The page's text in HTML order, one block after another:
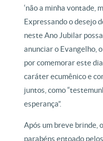
‘não a minha vontade,
Expressando o desejo
neste Ano Jubilar
anunciar o Evangelho,
por comemorar este
caráter ecumênico e
juntos, como
esperança”.
Após um breve brinde,
parabéns entoado